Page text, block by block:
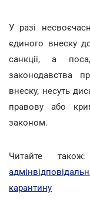
У разі
єдиного внеску
санкції, а
законодавства
внеску, несуть
правову або
законом.
Читайте
карантину